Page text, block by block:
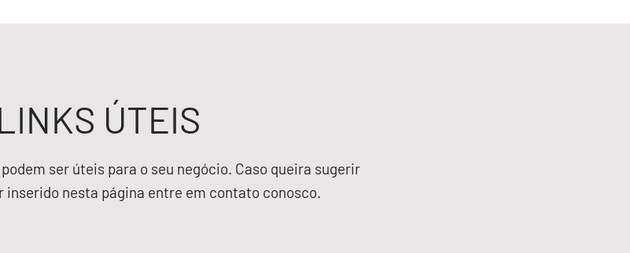
ÚTEIS
ser úteis para o seu negócio. Caso queira sugerir
inserido nesta página entre em contato conosco.